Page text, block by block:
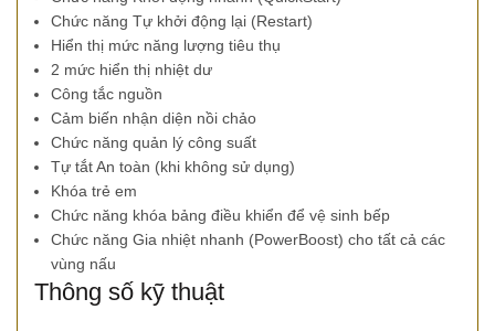
Chức năng Tự khởi động lại (Restart)
Hiển thị mức năng lượng tiêu thụ
2 mức hiển thị nhiệt dư
Công tắc nguồn
Cảm biến nhận diện nồi chảo
Chức năng quản lý công suất
Tự tắt An toàn (khi không sử dụng)
Khóa trẻ em
Chức năng khóa bảng điều khiển để vệ sinh bếp
Chức năng Gia nhiệt nhanh (PowerBoost) cho tất cả các
vùng nấu
Thông số kỹ thuật